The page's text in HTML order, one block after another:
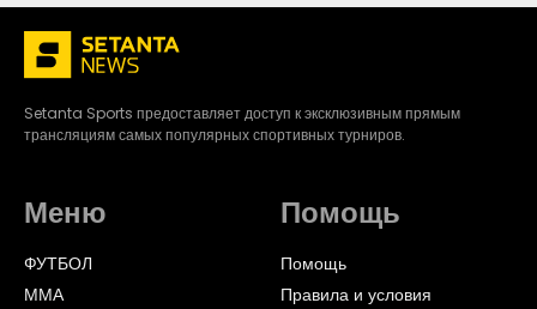
Setanta Sports предоставляет доступ к эксклюзивным прямым
трансляциям самых популярных спортивных турниров.
Меню
ФУТБОЛ
ММА
Помощь
Помощь
Правила и условия